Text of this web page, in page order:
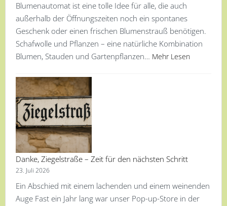
Blumenautomat ist eine tolle Idee für alle, die auch
außerhalb der Öffnungszeiten noch ein spontanes
Geschenk oder einen frischen Blumenstrauß benötigen.
Schafwolle und Pflanzen – eine natürliche Kombination
Blumen, Stauden und Gartenpflanzen… Mehr Lesen
Danke, Ziegelstraße – Zeit für den nächsten Schritt
23. Juli 2026
Ein Abschied mit einem lachenden und einem weinenden
Auge Fast ein Jahr lang war unser Pop-up-Store in der